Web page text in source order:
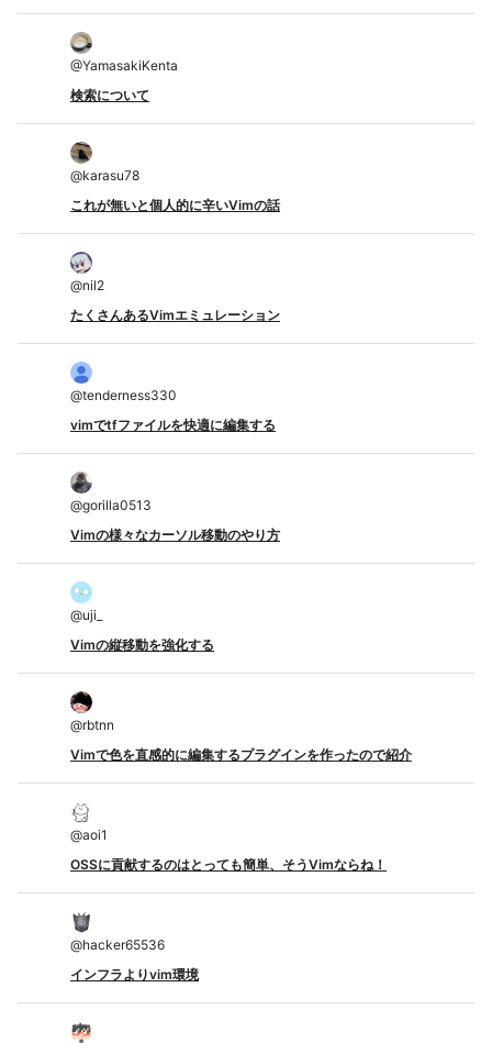
@YamasakiKenta
検索について
@karasu78
これが無いと個人的に辛いVimの話
@nil2
たくさんあるVimエミュレーション
@tenderness330
vimでtfファイルを快適に編集する
@gorilla0513
Vimの様々なカーソル移動のやり方
@uji_
Vimの縦移動を強化する
@rbtnn
Vimで色を直感的に編集するプラグインを作ったので紹介
@aoi1
OSSに貢献するのはとっても簡単、そうVimならね！
@hacker65536
インフラよりvim環境